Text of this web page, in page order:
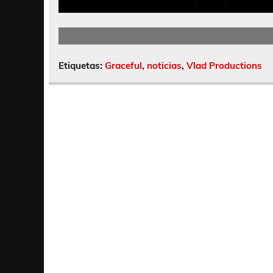
Etiquetas: Graceful, noticias, Vlad Productions